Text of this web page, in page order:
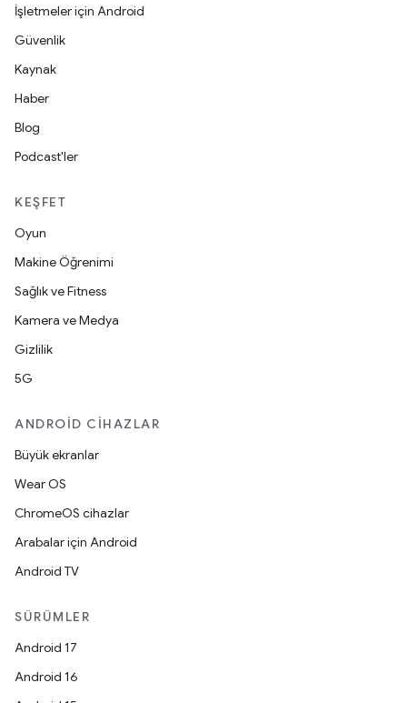
İşletmeler için Android
Güvenlik
Kaynak
Haber
Blog
Podcast'ler
KEŞFET
Oyun
Makine Öğrenimi
Sağlık ve Fitness
Kamera ve Medya
Gizlilik
5G
ANDROID CIHAZLAR
Büyük ekranlar
Wear OS
ChromeOS cihazlar
Arabalar için Android
Android TV
SÜRÜMLER
Android 17
Android 16